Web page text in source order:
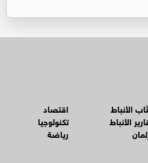
الأنباط
الأنباط
اقتصاد
تكنولوجيا
رياضة